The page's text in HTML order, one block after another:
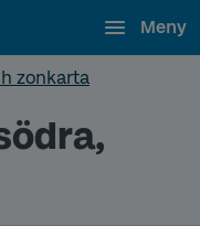
Meny
zonkarta